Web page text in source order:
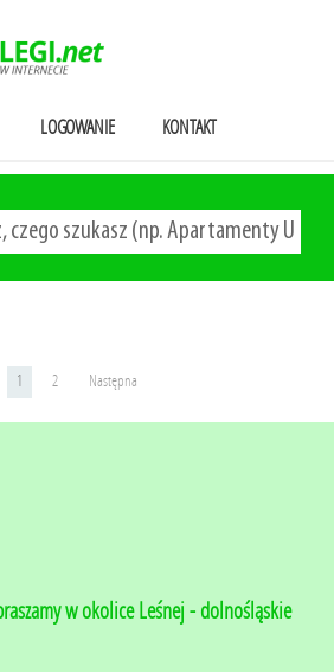
LOGOWANIE KONTAKT
1 2 Następna
w okolice Leśnej - dolnośląskie